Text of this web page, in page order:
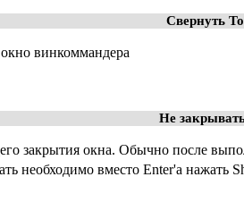
Свернуть
винкоммандера
Не
закрытия окна. Обычно после
необходимо вместо Enter'а нажать